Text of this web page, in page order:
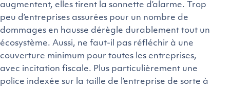
augmentent, elles tirent la sonnette d’alarme. Trop
peu d’entreprises assurées pour un nombre de
dommages en hausse dérègle durablement tout un
écosystème. Aussi, ne faut-il pas réfléchir à une
couverture minimum pour toutes les entreprises,
avec incitation fiscale. Plus particulièrement une
police indexée sur la taille de l’entreprise de sorte à